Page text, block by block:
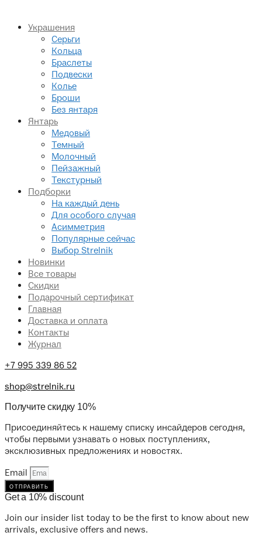
Украшения
Серьги
Кольца
Браслеты
Подвески
Колье
Броши
Без янтаря
Янтарь
Медовый
Темный
Молочный
Пейзажный
Текстурный
Подборки
На каждый день
Для особого случая
Асимметрия
Популярные сейчас
Выбор Strelnik
Новинки
Все товары
Скидки
Подарочный сертификат
Главная
Доставка и оплата
Контакты
Журнал
+7 995 339 86 52
shop@strelnik.ru
Получите скидку 10%
Присоединяйтесь к нашему списку инсайдеров сегодня,
чтобы первыми узнавать о новых поступлениях,
эксклюзивных предложениях и новостях.
Email
отправить
Get a 10% discount
Join our insider list today to be the first to know about new
arrivals, exclusive offers and news.